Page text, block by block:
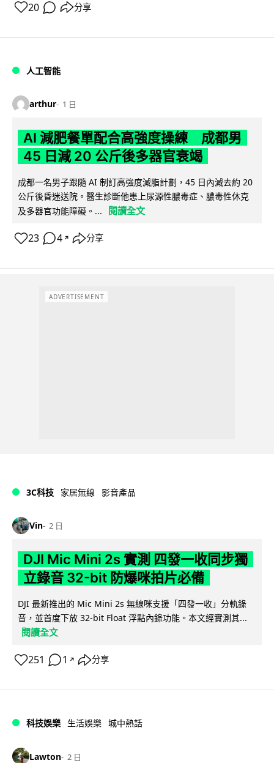
20 分享
人工智能
arthur 1 日
AI 減肥餐單配合高強度操練 成都男
45 日減 20 公斤後多器官衰竭
成都一名男子跟隨 AI 制訂高強度減脂計劃，45 日內減去約 20
公斤後昏迷送院。醫生診斷他患上尿源性膿毒症、膿毒性休克
及多器官功能障礙。...
閱讀全文
23 4 ↗ 分享
ADVERTISEMENT
3C科技 家居無線 影音產品
Vin 2 日
DJI Mic Mini 2s 實測 四發一收同步獨
立錄音 32-bit 防爆咪拍片必備
DJI 最新推出的 Mic Mini 2s 無線咪支援「四發一收」分軌錄
音，並首度下放 32-bit Float 浮點內錄功能。本文經實測其...
閱讀全文
251 1 ↗ 分享
科技娛樂 生活娛樂 城中熱話
Lawton 2 日